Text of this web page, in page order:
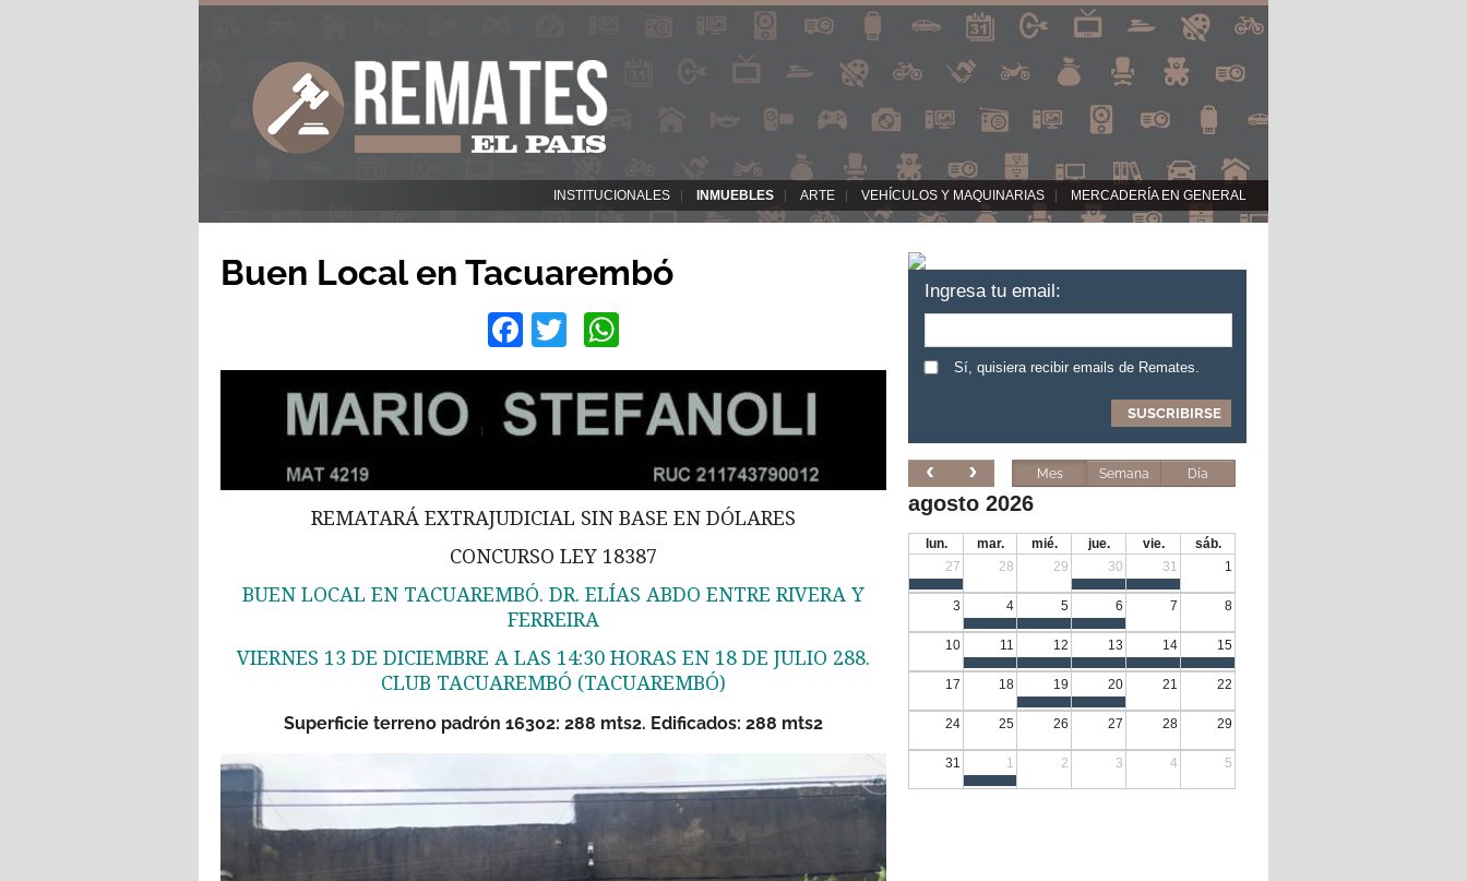
INSTITUCIONALES INMUEBLES ARTE VEHÍCULOS Y MAQUINARIAS MERCADERÍA EN GENERAL
Buen Local en Tacuarembó
Facebook
Twitter
REMATARÁ EXTRAJUDICIAL SIN BASE EN DÓLARES
CONCURSO LEY 18387
BUEN LOCAL EN TACUAREMBÓ. DR. ELÍAS ABDO ENTRE RIVERA Y
FERREIRA
VIERNES 13 DE DICIEMBRE A LAS 14:30 HORAS EN 18 DE JULIO 288.
CLUB TACUAREMBÓ (TACUAREMBÓ)
Superficie terreno padrón 16302: 288 mts2. Edificados: 288 mts2
Ingresa tu email:
Sí, quisiera recibir emails de Remates.
Mes Semana Día
agosto 2026
lun. mar. mié. jue. vie.
sáb.
27
28 29 30 31 1
3 4 5 6 7 8
10 11 12 13 14 15
17 18 19 20 21 22
24 25 26 27 28 29
31 1 2 3 4 5